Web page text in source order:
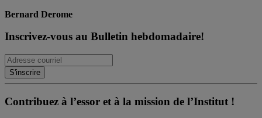
Bernard Derome
Inscrivez-vous au Bulletin hebdomadaire!
Contribuez à l’essor et à la mission de l’Institut !